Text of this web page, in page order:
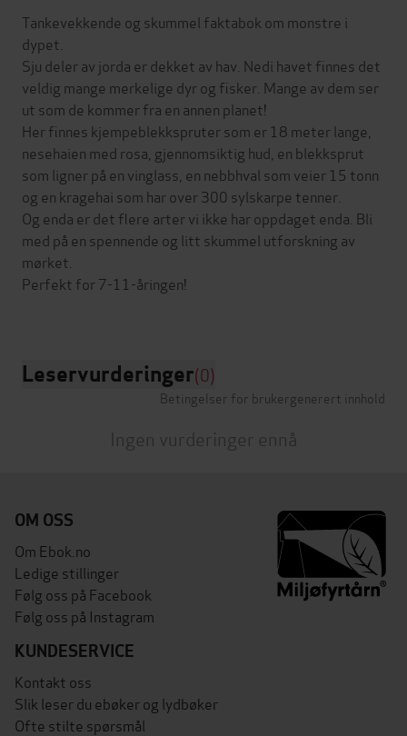
Tankevekkende og skummel faktabok om monstre i
dypet.
Sju deler av jorda er dekket av hav. Nedi havet finnes det
veldig mange merkelige dyr og fisker. Mange av dem ser
ut som de kommer fra en annen planet!
Her finnes kjempeblekkspruter som er 18 meter lange,
nesehaien med rosa, gjennomsiktig hud, en blekksprut
som ligner på en vinglass, en nebbhval som veier 15 tonn
og en kragehai som har over 300 sylskarpe tenner.
Og enda er det flere arter vi ikke har oppdaget enda. Bli
med på en spennende og litt skummel utforskning av
mørket.
Perfekt for 7-11-åringen!
Leservurderinger(0)
Betingelser for brukergenerert innhold
Ingen vurderinger ennå
OM OSS
Om Ebok.no
Ledige stillinger
Følg oss på Facebook
Følg oss på Instagram
KUNDESERVICE
Kontakt oss
Slik leser du ebøker og lydbøker
Ofte stilte spørsmål